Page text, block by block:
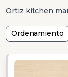
Ortiz kitchen
Ordenamiento